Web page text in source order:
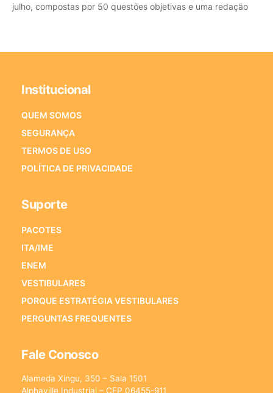
julho, compostas por 50 questões objetivas e uma redação
Institucional
QUEM SOMOS
SEGURANÇA
TERMOS DE USO
POLÍTICA DE PRIVACIDADE
Suporte
PACOTES
ITA/IME
ENEM
VESTIBULARES
PORQUE ESTRATÉGIA VESTIBULARES
PERGUNTAS FREQUENTES
Fale Conosco
Alameda Xingu, 350 – Sala 1501
Alphaville Industrial – CEP 06455-911